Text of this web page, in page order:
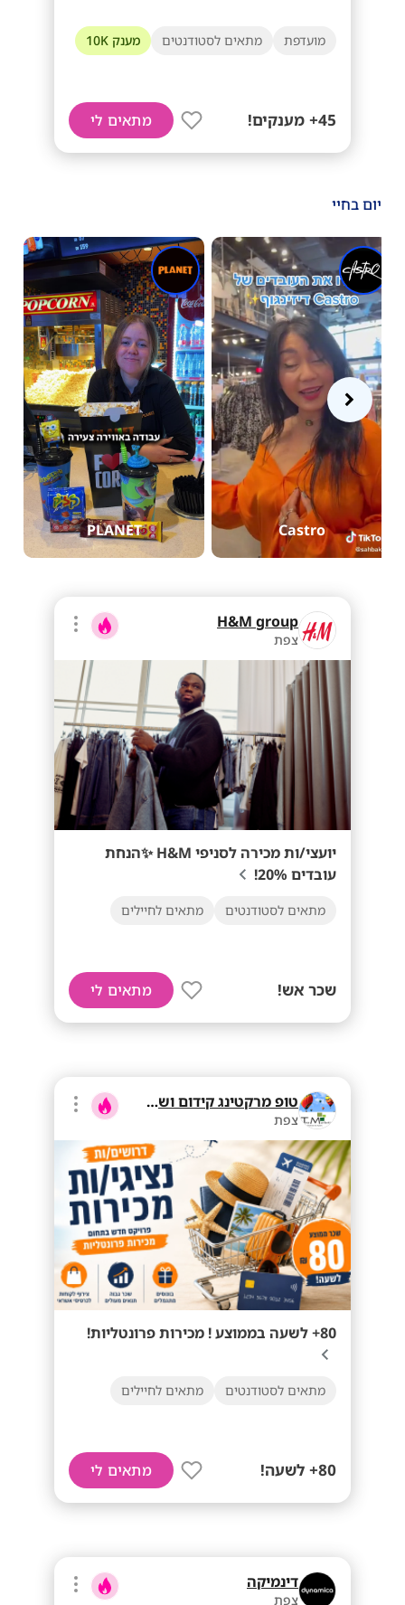
מועדפת מתאים לסטודנטים מענק 10K
45+ מענקים! מתאים לי
יום בחיי
PLANET Castro
H&M group
צפת
יועצי/ות מכירה לסניפי H&M ✨הנחת
עובדים 20%!
מתאים לסטודנטים מתאים לחיילים
שכר אש! מתאים לי
טופ מרקטינג קידום ושיווק בע"מ
צפת
80+ לשעה בממוצע ! מכירות פרונטליות!
מתאים לסטודנטים מתאים לחיילים
80+ לשעה! מתאים לי
דינמיקה
צפת